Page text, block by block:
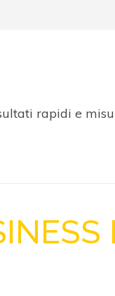
rapidi e